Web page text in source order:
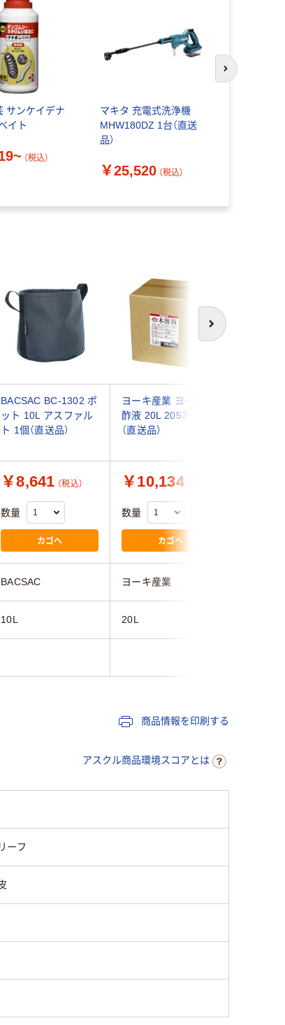
サンケイデナ
イト
（税込）
マキタ 充電式洗浄機
MHW180DZ 1台（直送
品）
￥25,520 （税込）
次のスライド
次へ
BACSAC BC-1302 ポ
ット 10L アスファル
ト 1個（直送品）
ヨーキ産業 ヨーキ 木
酢液 20L 205752 1箱
（直送品）
￥8,641 （税込）
数量
カゴへ
￥10,134
数量
カゴへ
BACSAC ヨーキ産業
10L 20L
商品情報を印刷する
アスクル商品環境スコアとは
ーフ